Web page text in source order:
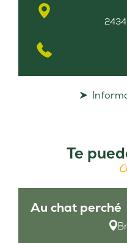
Te
Au chat perché